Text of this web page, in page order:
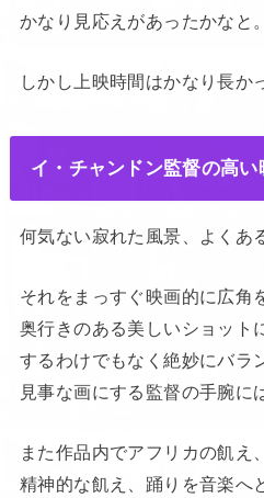
かなり見応えがあったかなと。
しかし上映時間はかなり長か
イ・チャンドン監督の高い
何気ない寂れた風景、よくあ
それをまっすぐ映画的に広角
奥行きのある美しいショット
するわけでもなく絶妙にバラ
見事な画にする監督の手腕に
また作品内でアフリカの飢え、
精神的な飢え、踊りを音楽へ